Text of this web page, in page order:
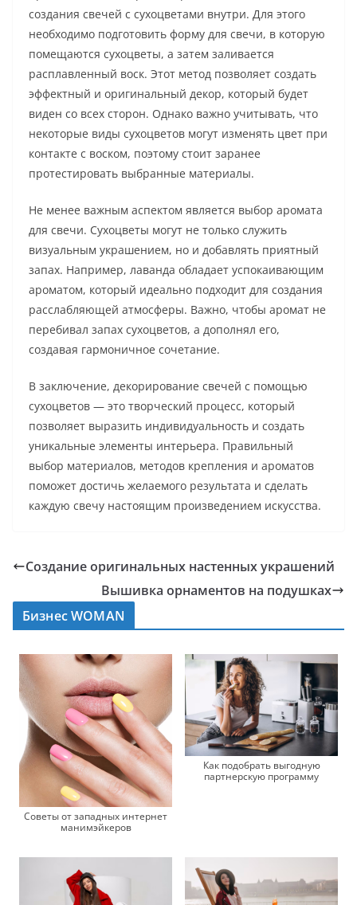
создания свечей с сухоцветами внутри. Для этого
необходимо подготовить форму для свечи, в которую
помещаются сухоцветы, а затем заливается
расплавленный воск. Этот метод позволяет создать
эффектный и оригинальный декор, который будет
виден со всех сторон. Однако важно учитывать, что
некоторые виды сухоцветов могут изменять цвет при
контакте с воском, поэтому стоит заранее
протестировать выбранные материалы.
Не менее важным аспектом является выбор аромата
для свечи. Сухоцветы могут не только служить
визуальным украшением, но и добавлять приятный
запах. Например, лаванда обладает успокаивающим
ароматом, который идеально подходит для создания
расслабляющей атмосферы. Важно, чтобы аромат не
перебивал запах сухоцветов, а дополнял его,
создавая гармоничное сочетание.
В заключение, декорирование свечей с помощью
сухоцветов — это творческий процесс, который
позволяет выразить индивидуальность и создать
уникальные элементы интерьера. Правильный
выбор материалов, методов крепления и ароматов
поможет достичь желаемого результата и сделать
каждую свечу настоящим произведением искусства.
Создание оригинальных настенных украшений
Вышивка орнаментов на подушках
Бизнес WOMAN
Советы от западных интернет
манимэйкеров
Как подобрать выгодную
партнерскую программу